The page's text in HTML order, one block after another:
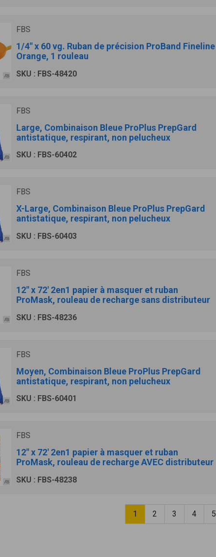
FBS
1/4" x 60 vg. Ruban de précision ProBand Fineline
Orange, 1 rouleau
SKU : FBS-48420
FBS
Large, Combinaison Bleue ProPlus PrepGard
antistatique, respirant, non pelucheux
SKU : FBS-60402
FBS
X-Large, Combinaison Bleue ProPlus PrepGard
antistatique, respirant, non pelucheux
SKU : FBS-60403
FBS
12" x 72' 2en1 papier à masquer et ruban
ProMask, rouleau de recharge sans distributeur
SKU : FBS-48236
FBS
Moyen, Combinaison Bleue ProPlus PrepGard
antistatique, respirant, non pelucheux
SKU : FBS-60401
FBS
12" x 72' 2en1 papier à masquer et ruban
ProMask, rouleau de recharge AVEC distributeur
SKU : FBS-48238
1 2 3 4 5